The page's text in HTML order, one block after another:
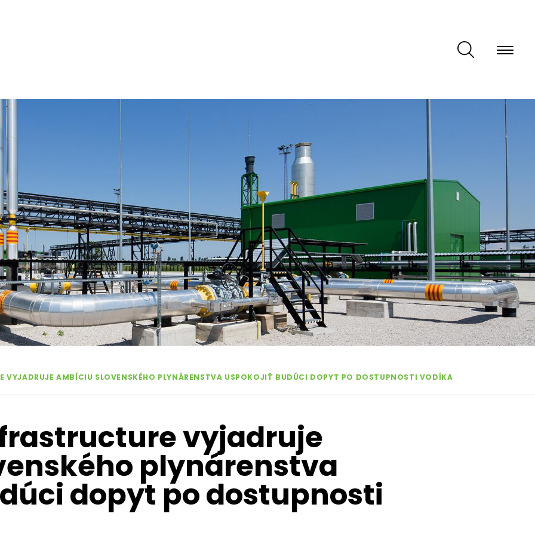
VYJADRUJE AMBÍCIU SLOVENSKÉHO PLYNÁRENSTVA USPOKOJIŤ BUDÚCI DOPYT PO DOSTUPNOSTI VODÍKA
vyjadruje
plynárenstva
dopyt po dostupnosti